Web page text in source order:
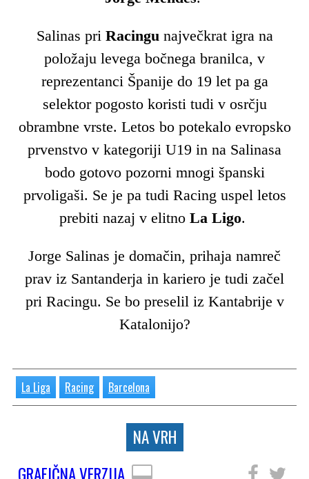
Salinas pri Racingu največkrat igra na
položaju levega bočnega branilca, v
reprezentanci Španije do 19 let pa ga
selektor pogosto koristi tudi v osrčju
obrambne vrste. Letos bo potekalo evropsko
prvenstvo v kategoriji U19 in na Salinasa
bodo gotovo pozorni mnogi španski
prvoligaši. Se je pa tudi Racing uspel letos
prebiti nazaj v elitno La Ligo.
Jorge Salinas je domačin, prihaja namreč
prav iz Santanderja in kariero je tudi začel
pri Racingu. Se bo preselil iz Kantabrije v
Katalonijo?
La Liga Racing Barcelona
NA VRH
GRAFIČNA VERZIJA